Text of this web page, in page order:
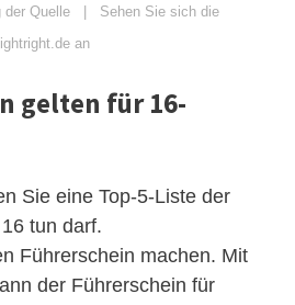
der Quelle | Sehen Sie sich die
an
gelten für 16-
Sie eine Top-5-Liste der
tun darf.
Führerschein machen. Mit
der Führerschein für